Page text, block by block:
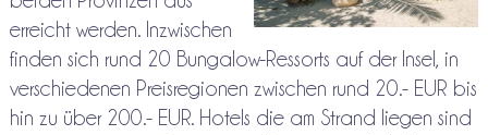
erreicht werden. Inzwischen
finden sich rund 20 Bungalow-Ressorts auf der Insel, in
verschiedenen Preisregionen zwischen rund 20.- EUR bis
hin zu über 200.- EUR. Hotels die am Strand liegen sind